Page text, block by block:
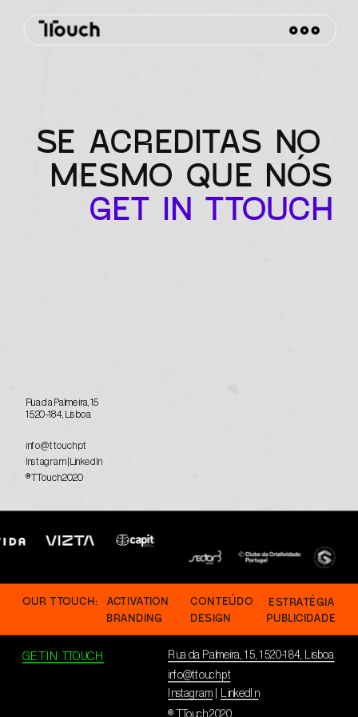
SE ACREDITAS NO
MESMO QUE NÓS
GET IN TTOUCH
Rua da Palmeira, 15
1520-184, Lisboa
info@ttouch.pt
Instagram | LinkedIn
®TTouch 2020
OUR TTOUCH: ACTIVATION CONTEÚDO
ESTRATÉGIA
BRANDING
DESIGN PUBLICIDADE
Rua da Palmeira, 15, 1520-184, Lisboa
GET IN TTOUCH
info@ttouch.pt
Instagram |
LinkedIn